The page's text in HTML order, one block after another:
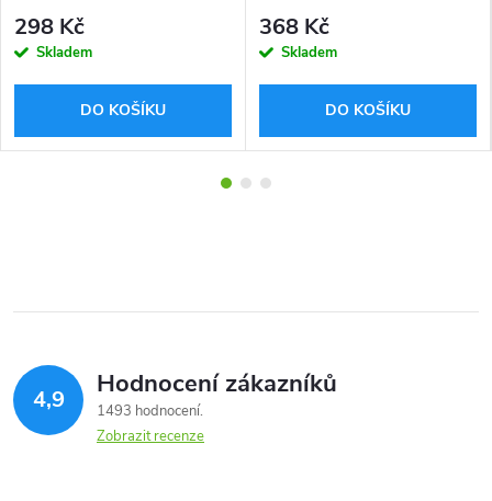
298 Kč
Skladem
DO KOŠÍKU
368 Kč
Skladem
DO KOŠÍKU
4,9 Hodnocení zákazníků
1493 hodnocení
Zobrazit recenze